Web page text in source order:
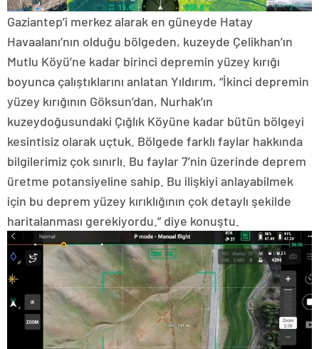
Gaziantep’i merkez alarak en güneyde Hatay
Havaalanı’nın olduğu bölgeden, kuzeyde Çelikhan’ın
Mutlu Köyü’ne kadar birinci depremin yüzey kırığı
boyunca çalıştıklarını anlatan Yıldırım, “İkinci depremin
yüzey kırığının Göksun’dan, Nurhak’ın
kuzeydoğusundaki Çığlık Köyüne kadar bütün bölgeyi
kesintisiz olarak uçtuk. Bölgede farklı faylar hakkında
bilgilerimiz çok sınırlı. Bu faylar 7’nin üzerinde deprem
üretme potansiyeline sahip. Bu ilişkiyi anlayabilmek
için bu deprem yüzey kırıklığının çok detaylı şekilde
haritalanması gerekiyordu.” diye konuştu.